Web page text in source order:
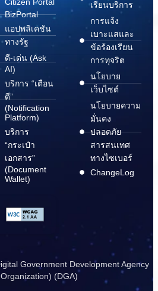
Citizen Portal
BizPortal
แอปพลิเคชัน
ทางรัฐ
ดี-เด่น (Ask
AI)
บริการ “เตือน
ดี”
(Notification
Platform)
บริการ
“กระเป๋า
เอกสาร”
(Document
Wallet)
เรียนบริการ
การแจ้ง
เบาะแสและ
ข้อร้องเรียน
การทุจริต
นโยบาย
เว็บไซต์
นโยบายความ
มั่นคง
ปลอดภัย
สารสนเทศ
ทางไซเบอร์
ChangeLog
Government Development Agency
(DGA)